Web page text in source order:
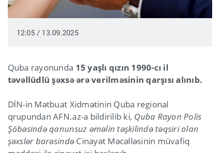
12:05 / 13.09.2025
Quba rayonunda 15 yaşlı qızın 1990-cı il
təvəllüdlü şəxsə ərə verilməsinin qarşısı alınıb.
DİN-in Mətbuat Xidmətinin Quba regional
qrupundan AFN.az-a bildirilib ki, Quba Rayon Polis
Şöbəsində qanunsuz əməlin təşkilində təqsiri olan
şəxslər barəsində Cinayət Məcəlləsinin müvafiq